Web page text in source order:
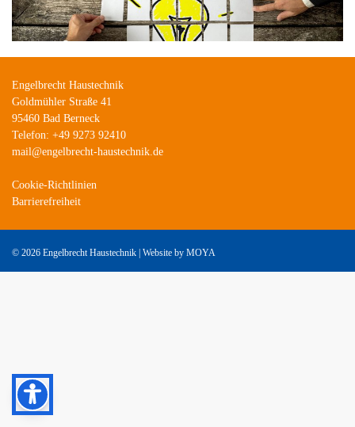
Engelbrecht Haustechnik
Goldmühler Straße 41
95460 Bad Berneck
Telefon: +49 9273 92410
mail@engelbrecht-haustechnik.de
Cookie-Richtlinien
Barrierefreiheit
© 2026 Engelbrecht Haustechnik | Website by MOYA